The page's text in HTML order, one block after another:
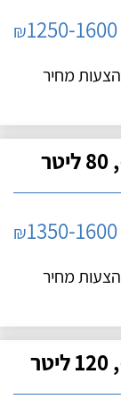
₪1250-1600
₪1350-1600